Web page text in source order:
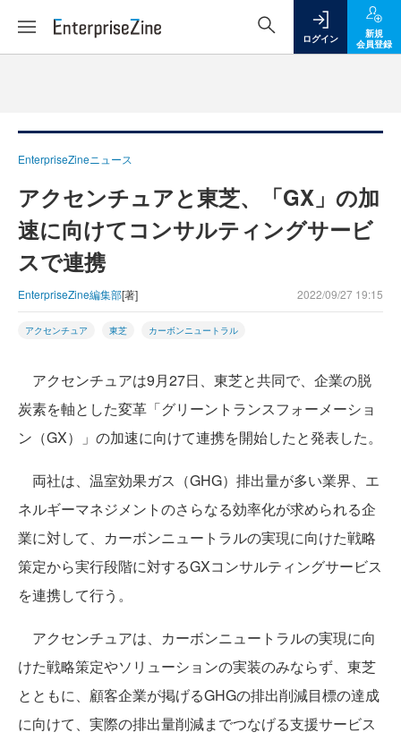
ログイン
新規
会員登録
EnterpriseZineニュース
アクセンチュアと東芝、「GX」の加
速に向けてコンサルティングサービ
スで連携
EnterpriseZine編集部[著] 2022/09/27 19:15
アクセンチュア 東芝 カーボンニュートラル
アクセンチュアは9月27日、東芝と共同で、企業の脱
炭素を軸とした変革「グリーントランスフォーメーショ
ン（GX）」の加速に向けて連携を開始したと発表した。
両社は、温室効果ガス（GHG）排出量が多い業界、エ
ネルギーマネジメントのさらなる効率化が求められる企
業に対して、カーボンニュートラルの実現に向けた戦略
策定から実行段階に対するGXコンサルティングサービス
を連携して行う。
アクセンチュアは、カーボンニュートラルの実現に向
けた戦略策定やソリューションの実装のみならず、東芝
とともに、顧客企業が掲げるGHGの排出削減目標の達成
に向けて、実際の排出量削減までつなげる支援サービス